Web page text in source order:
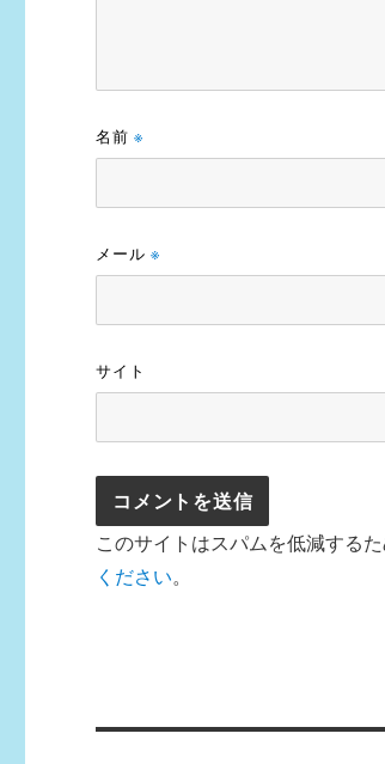
名前※
メール※
サイト
このサイトはスパムを低減する
ください。